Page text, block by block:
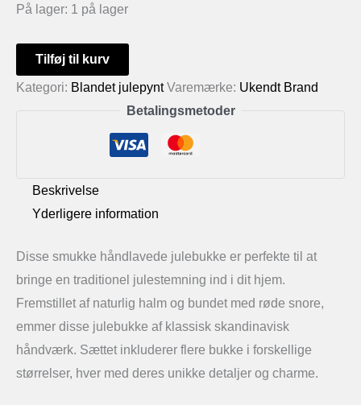
På lager: 1 på lager
Håndlavet
julebukke
Tilføj til kurv
Kategori: Blandet julepynt Varemærke: Ukendt Brand
Betalingsmetoder
Beskrivelse
Yderligere information
Disse smukke håndlavede julebukke er perfekte til at
bringe en traditionel julestemning ind i dit hjem.
Fremstillet af naturlig halm og bundet med røde snore,
emmer disse julebukke af klassisk skandinavisk
håndværk. Sættet inkluderer flere bukke i forskellige
størrelser, hver med deres unikke detaljer og charme.